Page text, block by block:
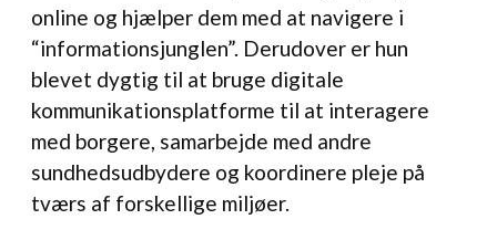
online og hjælper dem med at navigere i
“informationsjunglen”. Derudover er hun
blevet dygtig til at bruge digitale
kommunikationsplatforme til at interagere
med borgere, samarbejde med andre
sundhedsudbydere og koordinere pleje på
tværs af forskellige miljøer.